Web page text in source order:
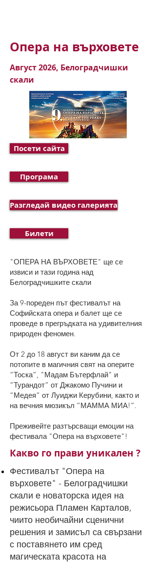
Опера на върховете
Август 2026, Белоградчишки
скали
Посети сайта
Програма
Разгледай видео галерията
Билети
"ОПЕРА НА ВЪРХОВЕТЕ" ще се
извиси и тази година над
Белоградчишките скали
За 9-пореден път фестивалът на
Софийската опера и балет ще се
проведе в прегръдката на удивителния
природен феномен.
От 2 до 18 август ви каним да се
потопите в магичния свят на оперите
“Тоска”, "Мадам Бътерфлай" и
“Турандот” от Джакомо Пучини и
“Медея” от Луиджи Керубини, както и
на вечния мюзикъл “МАММА МИА!”.
Преживейте разтърсващи емоции на
фестивала "Опера на върховете"!
Какво го прави уникален ?
Фестивалът "Опера на
върховете" - Белоградчишки
скали е новаторска идея на
режисьора Пламен Карталов,
чиито необичайни сценични
решения и замисъл са свързани
с поставянето им сред
магическата красота на